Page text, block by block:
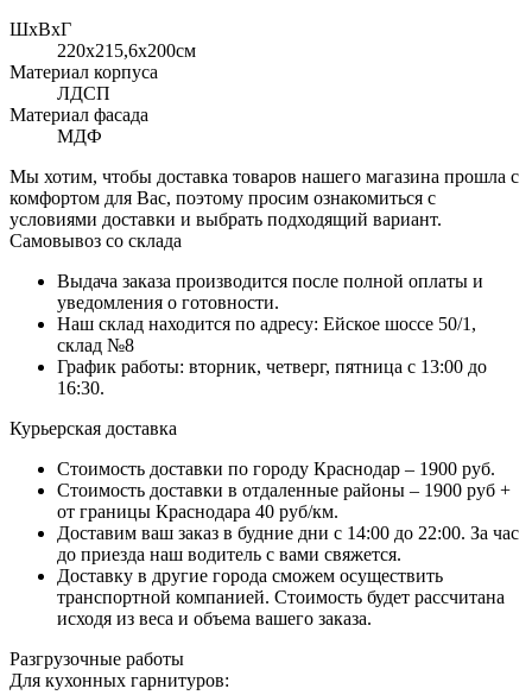
ШхВхГ
220x215,6х200см
Материал корпуса
ЛДСП
Материал фасада
МДФ
Мы хотим, чтобы доставка товаров нашего магазина прошла с
комфортом для Вас, поэтому просим ознакомиться с
условиями доставки и выбрать подходящий вариант.
Самовывоз со склада
Выдача заказа производится после полной оплаты и
уведомления о готовности.
Наш склад находится по адресу: Ейское шоссе 50/1,
склад №8
График работы: вторник, четверг, пятница с 13:00 до
16:30.
Курьерская доставка
Стоимость доставки по городу Краснодар – 1900 руб.
Стоимость доставки в отдаленные районы – 1900 руб +
от границы Краснодара 40 руб/км.
Доставим ваш заказ в будние дни с 14:00 до 22:00. За час
до приезда наш водитель с вами свяжется.
Доставку в другие города сможем осуществить
транспортной компанией. Стоимость будет рассчитана
исходя из веса и объема вашего заказа.
Разгрузочные работы
Для кухонных гарнитуров: